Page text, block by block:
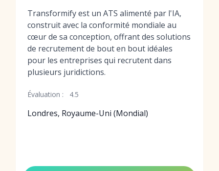
Transformify est un ATS alimenté par l'IA,
construit avec la conformité mondiale au
cœur de sa conception, offrant des solutions
de recrutement de bout en bout idéales
pour les entreprises qui recrutent dans
plusieurs juridictions.
Évaluation : 4.5
Londres, Royaume-Uni (Mondial)